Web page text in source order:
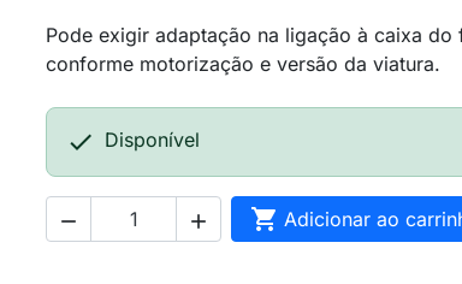
Pode exigir adaptação na ligação à caixa do
conforme motorização e versão da viatura.
 Disponível
   Adicionar ao